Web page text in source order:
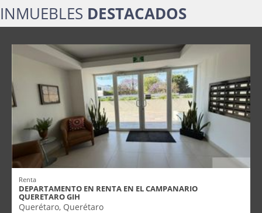
INMUEBLES DESTACADOS
Renta
DEPARTAMENTO EN RENTA EN EL CAMPANARIO
QUERETARO GIH
Querétaro, Querétaro